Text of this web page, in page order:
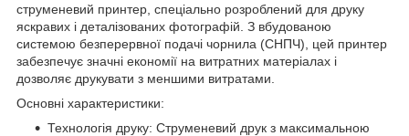
струменевий принтер, спеціально розроблений для друку
яскравих і деталізованих фотографій. З вбудованою
системою безперервної подачі чорнила (СНПЧ), цей принтер
забезпечує значні економії на витратних матеріалах і
дозволяє друкувати з меншими витратами.
Основні характеристики:
Технологія друку: Струменевий друк з максимальною